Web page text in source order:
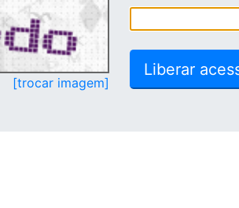
[trocar imagem]